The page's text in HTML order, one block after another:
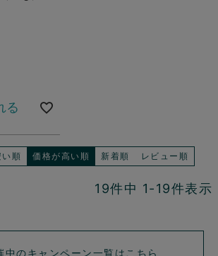
る
順 価格が高い順 新着順 レビュー順
19件中 1-19件表示
中のキャンペーン一覧はこちら